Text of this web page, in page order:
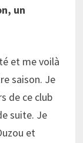
un
et me voilà
saison. Je
de ce club
suite. Je
et